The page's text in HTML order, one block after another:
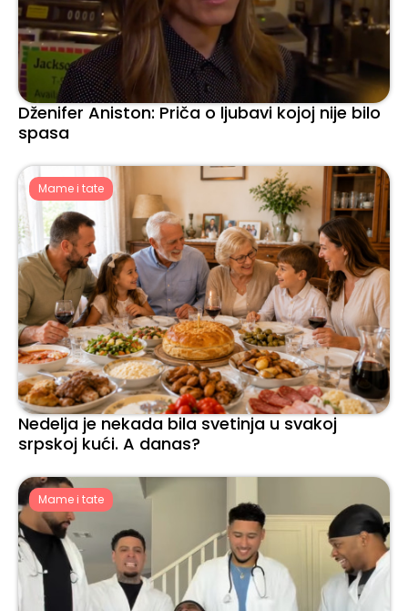
Dženifer Aniston: Priča o ljubavi kojoj nije bilo
spasa
Mame i tate
Nedelja je nekada bila svetinja u svakoj
srpskoj kući. A danas?
Mame i tate